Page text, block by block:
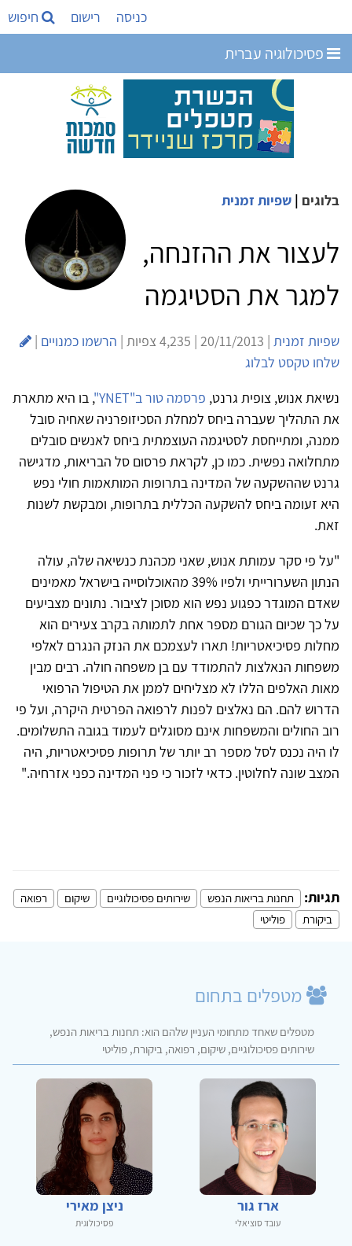
כניסה רישום חיפוש
פסיכולוגיה עברית
בלוגים | שפיות זמנית
לעצור את ההזנחה,
למגר את הסטיגמה
שפיות זמנית | 20/11/2013 | 4,235 צפיות | הרשמו כמנויים |
שלחו טקסט לבלוג
נשיאת אנוש, צופית גרנט, פרסמה טור ב"YNET
", בו היא מתארת
את התהליך שעברה ביחס למחלת הסכיזופרניה שאחיה סובל
ממנה, ומתייחסת לסטיגמה העוצמתית ביחס לאנשים סובלים
מתחלואה נפשית. כמו כן, לקראת פרסום סל הבריאות, מדגישה
גרנט שההשקעה של המדינה בתרופות המותאמות חולי נפש
היא זעומה ביחס להשקעה הכללית בתרופות, ומבקשת לשנות
זאת.
"על פי סקר עמותת אנוש, שאני מכהנת כנשיאה שלה, עולה
הנתון השערורייתי ולפיו 39% מהאוכלוסייה בישראל מאמינים
שאדם המוגדר כפגוע נפש הוא מסוכן לציבור. נתונים מצביעים
על כך שכיום הגורם מספר אחת לתמותה בקרב צעירים הוא
מחלות פסיכיאטריות! תארו לעצמכם את הנזק הנגרם לאלפי
משפחות הנאלצות להתמודד עם בן משפחה חולה. רבים מבין
מאות האלפים הללו לא מצליחים לממן את הטיפול הרפואי
הדרוש להם. הם נאלצים לפנות לרפואה הפרטית היקרה, ועל פי
רוב החולים והמשפחות אינם מסוגלים לעמוד בגובה התשלומים.
לו היה נכנס לסל מספר רב יותר של תרופות פסיכיאטריות, היה
המצב שונה לחלוטין. כדאי לזכור כי פני המדינה כפני אזרחיה.
"
תגיות: תחנות בריאות הנפש שירותים פסיכולוגיים שיקום
רפואה
ביקורת
פוליטי
מטפלים בתחום
מטפלים שאחד מתחומי העניין שלהם הוא: תחנות בריאות הנפש,
שירותים פסיכולוגיים, שיקום, רפואה, ביקורת, פוליטי
ארז גור
עובד סוציאלי
ניצן מאירי
פסיכולוגית